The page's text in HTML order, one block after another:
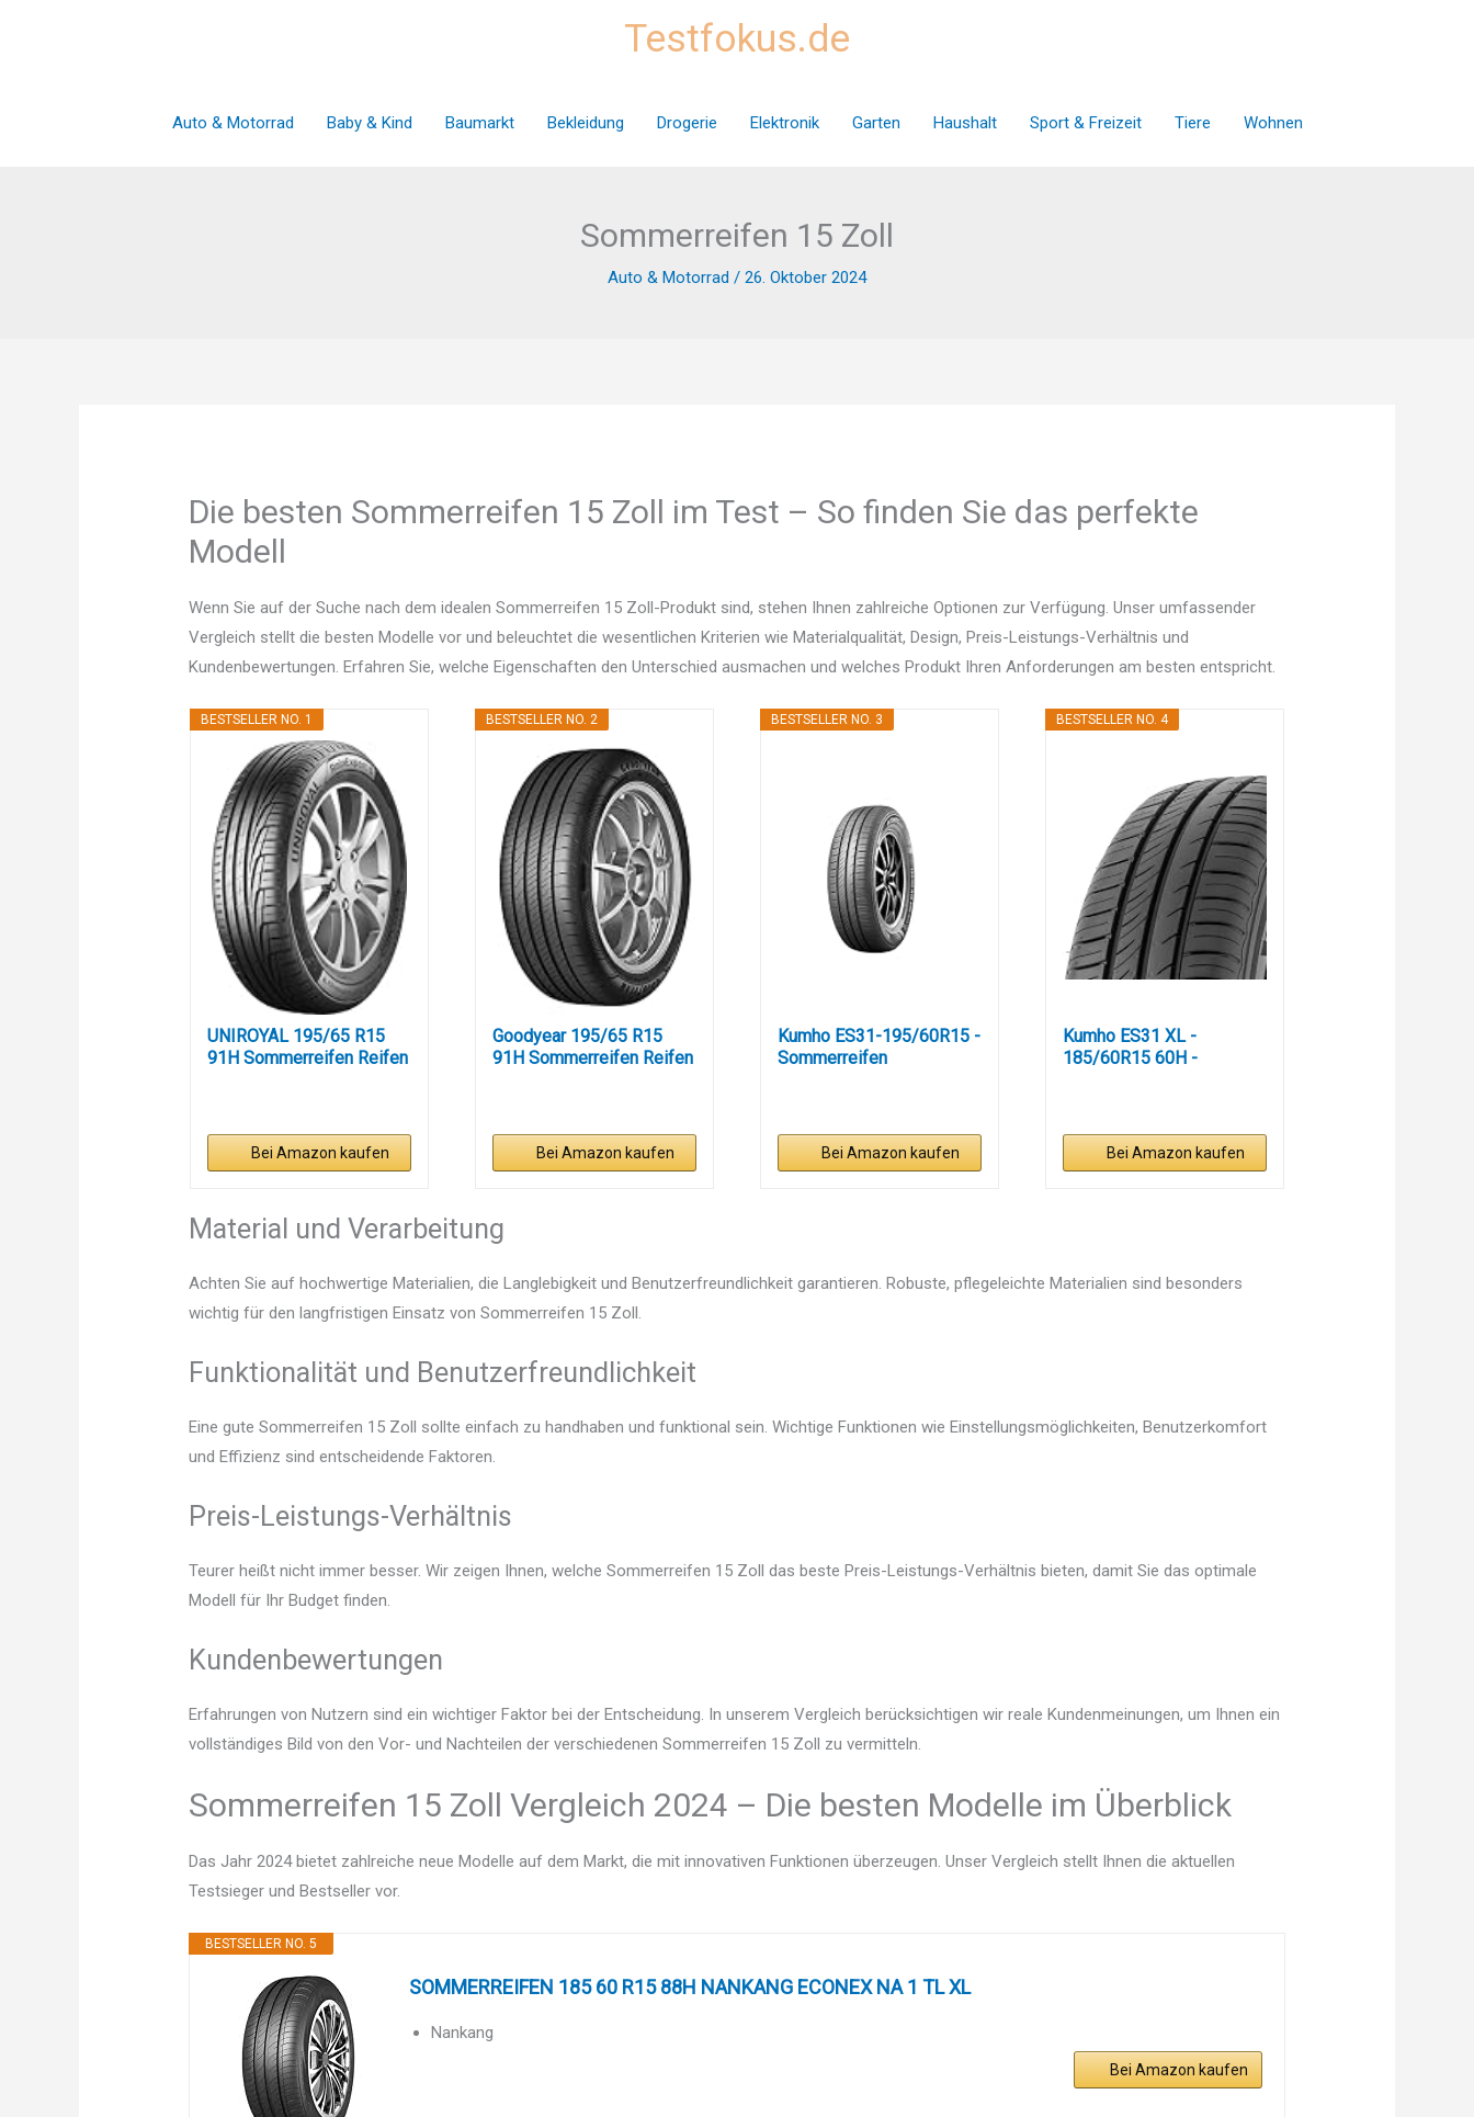
Testfokus.de
Auto & Motorrad Baby & Kind Baumarkt Bekleidung Drogerie Elektronik Garten Haushalt Sport & Freizeit Tiere Wohnen
Sommerreifen 15 Zoll
Auto & Motorrad / 26. Oktober 2024
Die besten Sommerreifen 15 Zoll im Test – So finden Sie das perfekte
Modell
Wenn Sie auf der Suche nach dem idealen Sommerreifen 15 Zoll-Produkt sind, stehen Ihnen zahlreiche Optionen zur Verfügung. Unser umfassender
Vergleich stellt die besten Modelle vor und beleuchtet die wesentlichen Kriterien wie Materialqualität, Design, Preis-Leistungs-Verhältnis und
Kundenbewertungen. Erfahren Sie, welche Eigenschaften den Unterschied ausmachen und welches Produkt Ihren Anforderungen am besten entspricht.
BESTSELLER NO. 1
UNIROYAL 195/65 R15
91H Sommerreifen Reifen
Bei Amazon kaufen
BESTSELLER NO. 2
Goodyear 195/65 R15
91H Sommerreifen Reifen
Bei Amazon kaufen
BESTSELLER NO. 3
Kumho ES31-195/60R15 -
Sommerreifen
Bei Amazon kaufen
BESTSELLER NO. 4
Kumho ES31 XL -
185/60R15 60H -
Bei Amazon kaufen
Material und Verarbeitung
Achten Sie auf hochwertige Materialien, die Langlebigkeit und Benutzerfreundlichkeit garantieren. Robuste, pflegeleichte Materialien sind besonders
wichtig für den langfristigen Einsatz von Sommerreifen 15 Zoll.
Funktionalität und Benutzerfreundlichkeit
Eine gute Sommerreifen 15 Zoll sollte einfach zu handhaben und funktional sein. Wichtige Funktionen wie Einstellungsmöglichkeiten, Benutzerkomfort
und Effizienz sind entscheidende Faktoren.
Preis-Leistungs-Verhältnis
Teurer heißt nicht immer besser. Wir zeigen Ihnen, welche Sommerreifen 15 Zoll das beste Preis-Leistungs-Verhältnis bieten, damit Sie das optimale
Modell für Ihr Budget finden.
Kundenbewertungen
Erfahrungen von Nutzern sind ein wichtiger Faktor bei der Entscheidung. In unserem Vergleich berücksichtigen wir reale Kundenmeinungen, um Ihnen ein
vollständiges Bild von den Vor- und Nachteilen der verschiedenen Sommerreifen 15 Zoll zu vermitteln.
Sommerreifen 15 Zoll Vergleich 2024 – Die besten Modelle im Überblick
Das Jahr 2024 bietet zahlreiche neue Modelle auf dem Markt, die mit innovativen Funktionen überzeugen. Unser Vergleich stellt Ihnen die aktuellen
Testsieger und Bestseller vor.
BESTSELLER NO. 5
SOMMERREIFEN 185 60 R15 88H NANKANG ECONEX NA 1 TL XL
Nankang
Bei Amazon kaufen